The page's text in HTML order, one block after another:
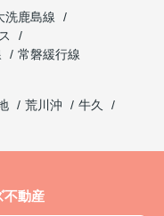
洗鹿島線
常磐緩行線
荒川沖
牛久
不動産